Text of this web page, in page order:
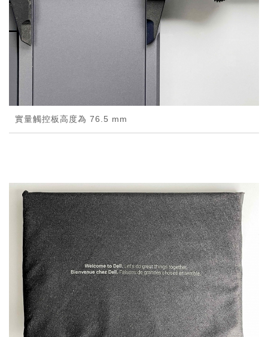
實量觸控板高度為 76.5 mm